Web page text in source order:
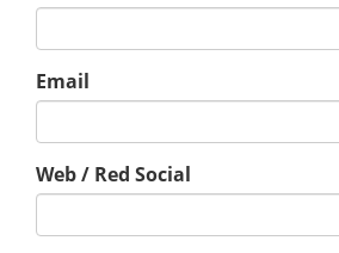
Email
Web / Red Social